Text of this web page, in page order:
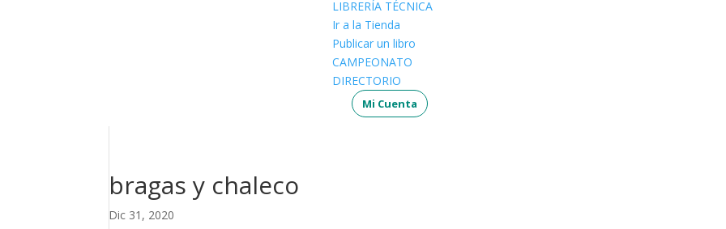
LIBRERÍA TÉCNICA
Ir a la Tienda
Publicar un libro
CAMPEONATO
DIRECTORIO
Mi Cuenta
bragas y chaleco
Dic 31, 2020